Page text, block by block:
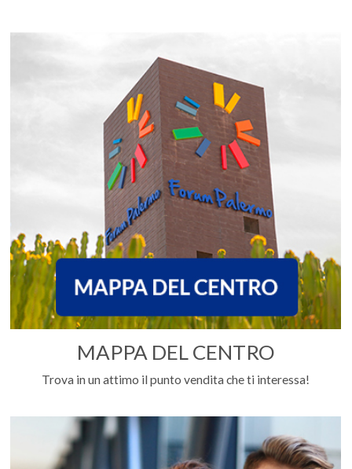
MAPPA DEL CENTRO
Trova in un attimo il punto vendita che ti interessa!